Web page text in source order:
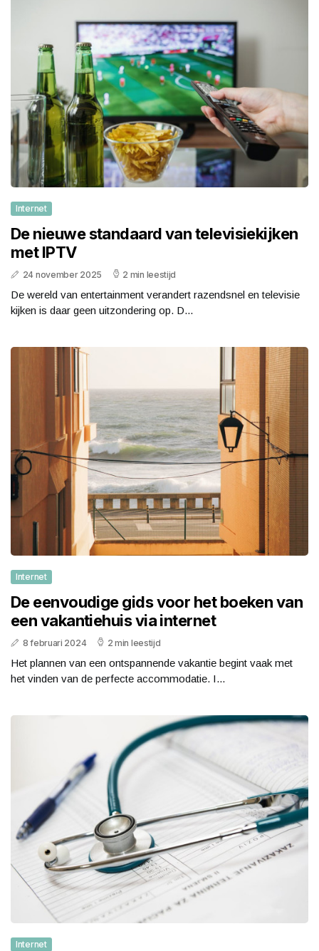
Internet
De nieuwe standaard van televisiekijken
met IPTV
24 november 2025 2 min leestijd
De wereld van entertainment verandert razendsnel en televisie
kijken is daar geen uitzondering op. D...
Internet
De eenvoudige gids voor het boeken van
een vakantiehuis via internet
8 februari 2024 2 min leestijd
Het plannen van een ontspannende vakantie begint vaak met
het vinden van de perfecte accommodatie. I...
Internet